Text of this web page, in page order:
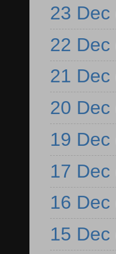
23 Dec
22 Dec
21 Dec
20 Dec
19 Dec
17 Dec
16 Dec
15 Dec